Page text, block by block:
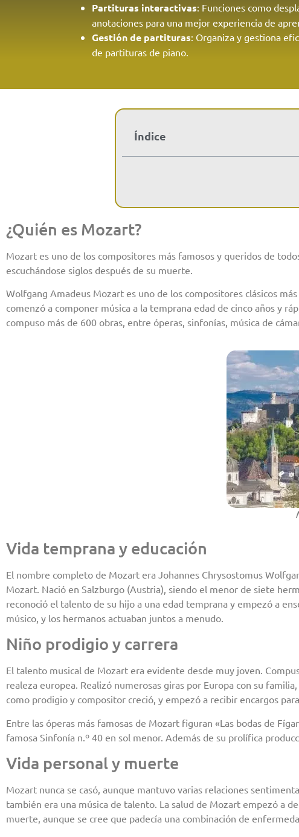
Partituras interactivas: Funciones como
anotaciones para una mejor experiencia de
Gestión de partituras: Organiza y gestiona
de partituras de piano.
Índice
¿Quién es Mozart?
Mozart es uno de los compositores más famosos y queridos de
escuchándose siglos después de su muerte.
Wolfgang Amadeus Mozart es uno de los compositores clásicos
comenzó a componer música a la temprana edad de cinco años y
compuso más de 600 obras, entre óperas, sinfonías, música de
Vida temprana y educación
El nombre completo de Mozart era Johannes Chrysostomus
Mozart. Nació en Salzburgo (Austria), siendo el menor de siete
reconoció el talento de su hijo a una edad temprana y empezó a
músico, y los hermanos actuaban juntos a menudo.
Niño prodigio y carrera
El talento musical de Mozart era evidente desde muy joven.
realeza europea. Realizó numerosas giras por Europa con su
como prodigio y compositor creció, y empezó a recibir encargos
Entre las óperas más famosas de Mozart figuran «Las bodas de
famosa Sinfonía n.º 40 en sol menor. Además de su prolífica
Vida personal y muerte
Mozart nunca se casó, aunque mantuvo varias relaciones
también era una música de talento. La salud de Mozart empezó a
muerte, aunque se cree que padecía una combinación de